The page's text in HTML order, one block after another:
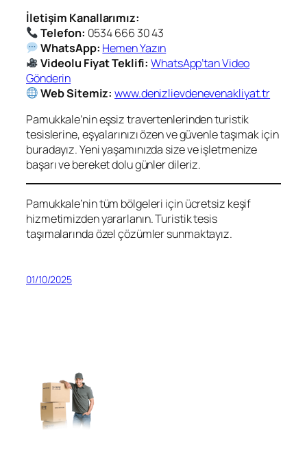
İletişim Kanallarımız:
Telefon: 0534 666 30 43
WhatsApp: Hemen Yazın
Videolu Fiyat Teklifi: WhatsApp’tan Video
Gönderin
Web Sitemiz: www.denizlievdenevenakliyat.tr
Pamukkale’nin eşsiz travertenlerinden turistik
tesislerine, eşyalarınızı özen ve güvenle taşımak için
buradayız. Yeni yaşamınızda size ve işletmenize
başarı ve bereket dolu günler dileriz.
Pamukkale’nin tüm bölgeleri için ücretsiz keşif
hizmetimizden yararlanın. Turistik tesis
taşımalarında özel çözümler sunmaktayız.
01/10/2025